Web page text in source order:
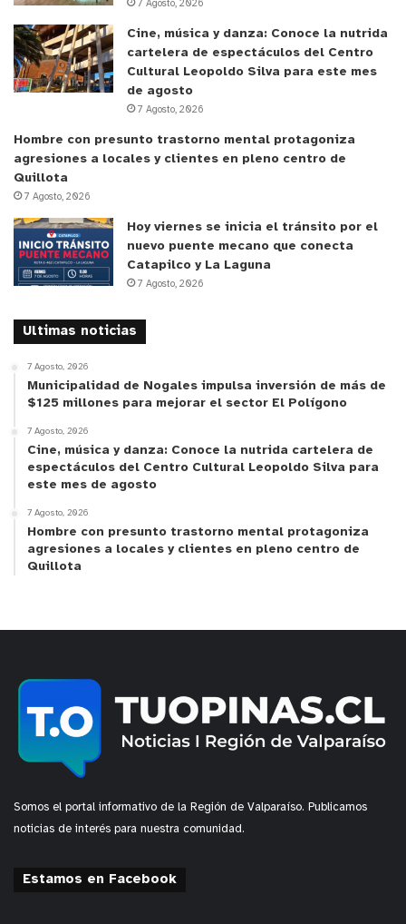
la Secretaría Comunal de Planificación (SECPLA),
entregó detalles de la primera etapa de los
trabajos. “Estamos dando inicio a las obras de
mejoramiento de las obras de un tramo importante
del borde costero de Los Molles. Estamos
hablando de alrededor de 240 metros que
estamos mejorando el día de hoy. Esta es una
iniciativa del alcalde Patricio Pallares, realizada
con recursos municipales aprobados por el
Concejo Municipal de La Ligua. Hoy ya estamos con
la cuadrilla de maestros haciendo el trazado”.
próxima semana se vienen las demoliciones de las
pavimentar este tramo que considera hormigón,
adoquines de distintos colores, mejoramiento de
las soleras y la instalación de mobiliario urbano.
Además, vamos a pavimentar este tramo porque
hoy día se encuentra bien abandonado, por eso
Molles”.
Este proyecto constituye una intervención
habitantes de la localidad como de quienes vistan
este importante destino turístico.
Así el Municipio de La Ligua seguirá trabajando
vecinos y vecinas de Comuna.
7 Agosto, 2026
Cine, música y danza: Conoce la nutrida
cartelera de espectáculos del Centro
Cultural Leopoldo Silva para este mes
de agosto
7 Agosto, 2026
Hombre con presunto trastorno mental protagoniza
agresiones a locales y clientes en pleno centro de
Quillota
7 Agosto, 2026
Hoy viernes se inicia el tránsito por el
nuevo puente mecano que conecta
Catapilco y La Laguna
7 Agosto, 2026
Ultimas noticias
7 Agosto, 2026
Municipalidad de Nogales impulsa inversión de más de
$125 millones para mejorar el sector El Polígono
7 Agosto, 2026
Cine, música y danza: Conoce la nutrida cartelera de
espectáculos del Centro Cultural Leopoldo Silva para
este mes de agosto
7 Agosto, 2026
Hombre con presunto trastorno mental protagoniza
agresiones a locales y clientes en pleno centro de
Quillota
Somos el portal informativo de la Región de Valparaíso. Publicamos
noticias de interés para nuestra comunidad.
Estamos en Facebook